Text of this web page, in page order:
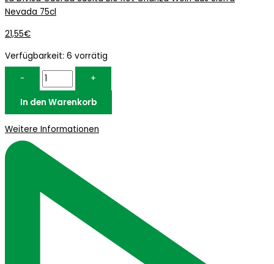
Nevada 75cl
21,55€
Verfügbarkeit: 6 vorrätig
-
+
In den Warenkorb
Weitere Informationen